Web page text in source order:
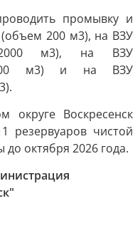
промывку и
200 м3), на ВЗУ
2000 м3), на ВЗУ
м3) и на ВЗУ
округе Воскресенск
резервуаров чистой
октября 2026 года.